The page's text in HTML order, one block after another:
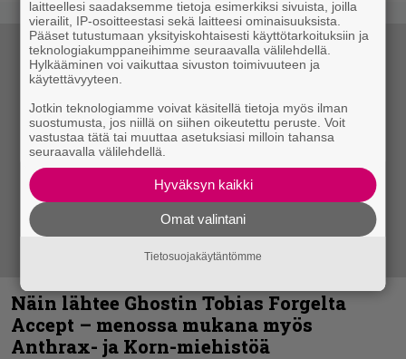
Näin lähtee Ghostin Tobias Forgelta
Accept – menossa mukana myös
Anthrax- ja Korn-miehistöä
laitteellesi saadaksemme tietoja esimerkiksi sivuista, joilla
vierailit, IP-osoitteestasi sekä laitteesi ominaisuuksista.
Pääset tutustumaan yksityiskohtaisesti käyttötarkoituksiin ja
teknologiakumppaneihimme seuraavalla välilehdellä.
Hylkääminen voi vaikuttaa sivuston toimivuuteen ja
käytettävyyteen.
Jotkin teknologiamme voivat käsitellä tietoja myös ilman
suostumusta, jos niillä on siihen oikeutettu peruste. Voit
vastustaa tätä tai muuttaa asetuksiasi milloin tahansa
seuraavalla välilehdellä.
Hyväksyn kaikki
Omat valintani
Tietosuojakäytäntömme